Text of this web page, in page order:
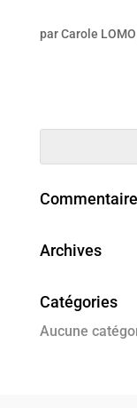
parCarole LOMO
Archives
Catégories
Aucune